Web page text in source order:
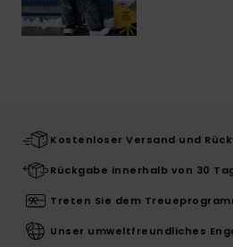
Kostenloser Versand und
Rückgabe innerhalb von 30
Treten Sie dem
Unser umweltfreundliches